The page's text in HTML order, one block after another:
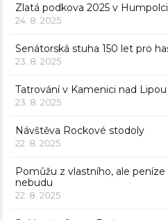
Zlatá podkova 2025 v Humpolci
24. 8. 2025
Senátorská stuha 150 let pro
23. 8. 2025
Tatrování v Kamenici nad Lipou
23. 8. 2025
Návštěva Rockové stodoly
22. 8. 2025
Pomůžu z vlastního, ale
nebudu
22. 8. 2025